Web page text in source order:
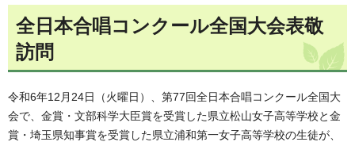
全日本合唱コンクール全国大会表敬
訪問
令和6年12月24日（火曜日）、第77回全日本合唱コンクール全国大
会で、金賞・文部科学大臣賞を受賞した県立松山女子高等学校と金
賞・埼玉県知事賞を受賞した県立浦和第一女子高等学校の生徒が、